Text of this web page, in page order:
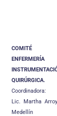
COMITÉ
QUIRÚRGICA.
Coordinadora:
Lic. Martha
Medellín